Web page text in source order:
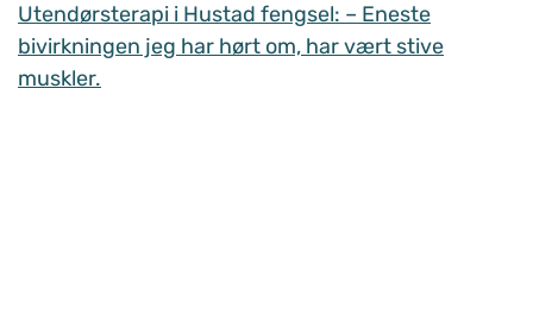
Utendørsterapi i Hustad fengsel: – Eneste
bivirkningen jeg har hørt om, har vært stive
muskler.